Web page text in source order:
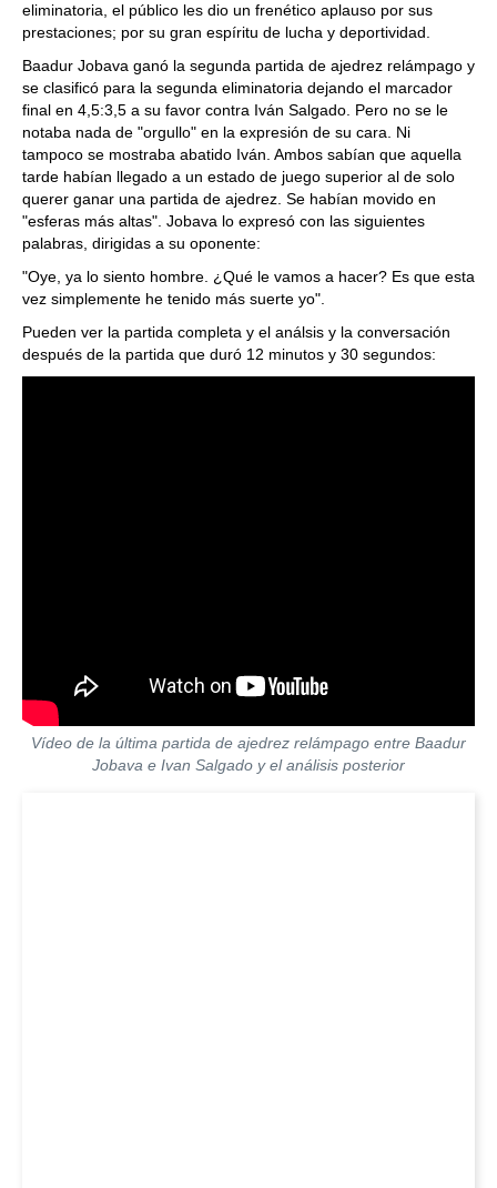
eliminatoria, el público les dio un frenético aplauso por sus
prestaciones; por su gran espíritu de lucha y deportividad.
Baadur Jobava ganó la segunda partida de ajedrez relámpago y
se clasificó para la segunda eliminatoria dejando el marcador
final en 4,5:3,5 a su favor contra Iván Salgado. Pero no se le
notaba nada de "orgullo" en la expresión de su cara. Ni
tampoco se mostraba abatido Iván. Ambos sabían que aquella
tarde habían llegado a un estado de juego superior al de solo
querer ganar una partida de ajedrez. Se habían movido en
"esferas más altas". Jobava lo expresó con las siguientes
palabras, dirigidas a su oponente:
"Oye, ya lo siento hombre. ¿Qué le vamos a hacer? Es que esta
vez simplemente he tenido más suerte yo".
Pueden ver la partida completa y el análsis y la conversación
después de la partida que duró 12 minutos y 30 segundos:
Vídeo de la última partida de ajedrez relámpago entre Baadur
Jobava e Ivan Salgado y el análisis posterior